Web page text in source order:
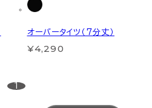
オーバータイツ（7分丈）
¥4,290
1